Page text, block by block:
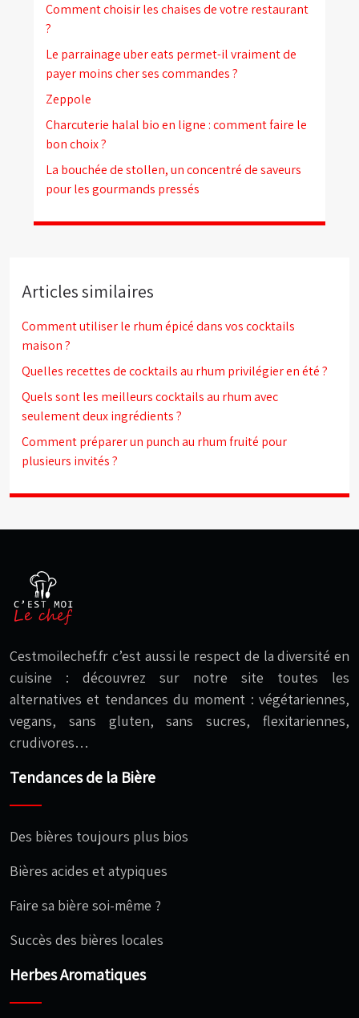
Comment choisir les chaises de votre restaurant
?
Le parrainage uber eats permet-il vraiment de
payer moins cher ses commandes ?
Zeppole
Charcuterie halal bio en ligne : comment faire le
bon choix ?
La bouchée de stollen, un concentré de saveurs
pour les gourmands pressés
Articles similaires
Comment utiliser le rhum épicé dans vos cocktails
maison ?
Quelles recettes de cocktails au rhum privilégier en été ?
Quels sont les meilleurs cocktails au rhum avec
seulement deux ingrédients ?
Comment préparer un punch au rhum fruité pour
plusieurs invités ?
Cestmoilechef.fr c’est aussi le respect de la diversité en
cuisine : découvrez sur notre site toutes les
alternatives et tendances du moment : végétariennes,
vegans, sans gluten, sans sucres, flexitariennes,
crudivores…
Tendances de la Bière
Des bières toujours plus bios
Bières acides et atypiques
Faire sa bière soi-même ?
Succès des bières locales
Herbes Aromatiques